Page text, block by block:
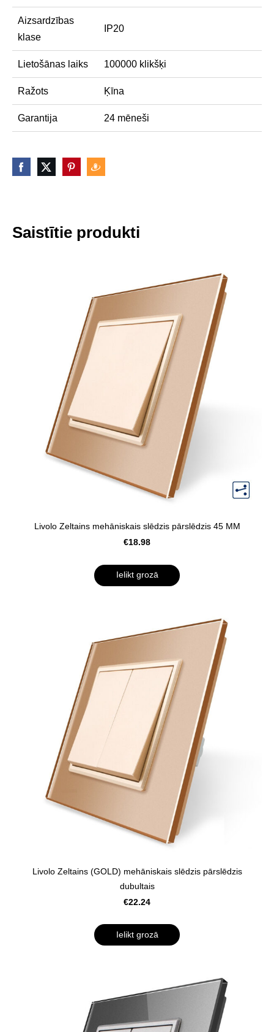
Aizsardzības
klase
IP20
Lietošānas laiks 100000 klikšķi
Ražots Ķīna
Garantija 24 mēneši
Saistītie produkti
Livolo Zeltains mehāniskais slēdzis pārslēdzis 45 MM
€18.98
Ielikt grozā
Livolo Zeltains (GOLD) mehāniskais slēdzis pārslēdzis
dubultais
€22.24
Ielikt grozā